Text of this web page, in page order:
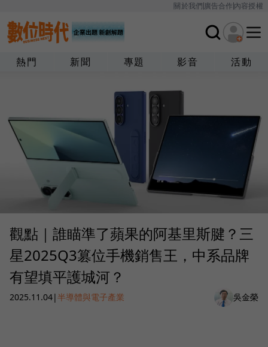
關於我們廣告合作內容授權
熱門 新聞 專題 影音 活動
觀點｜誰瞄準了蘋果的阿基里斯腱？三
星2025Q3篡位手機銷售王，中系品牌
有望填平護城河？
2025.11.04|半導體與電子產業 吳金榮